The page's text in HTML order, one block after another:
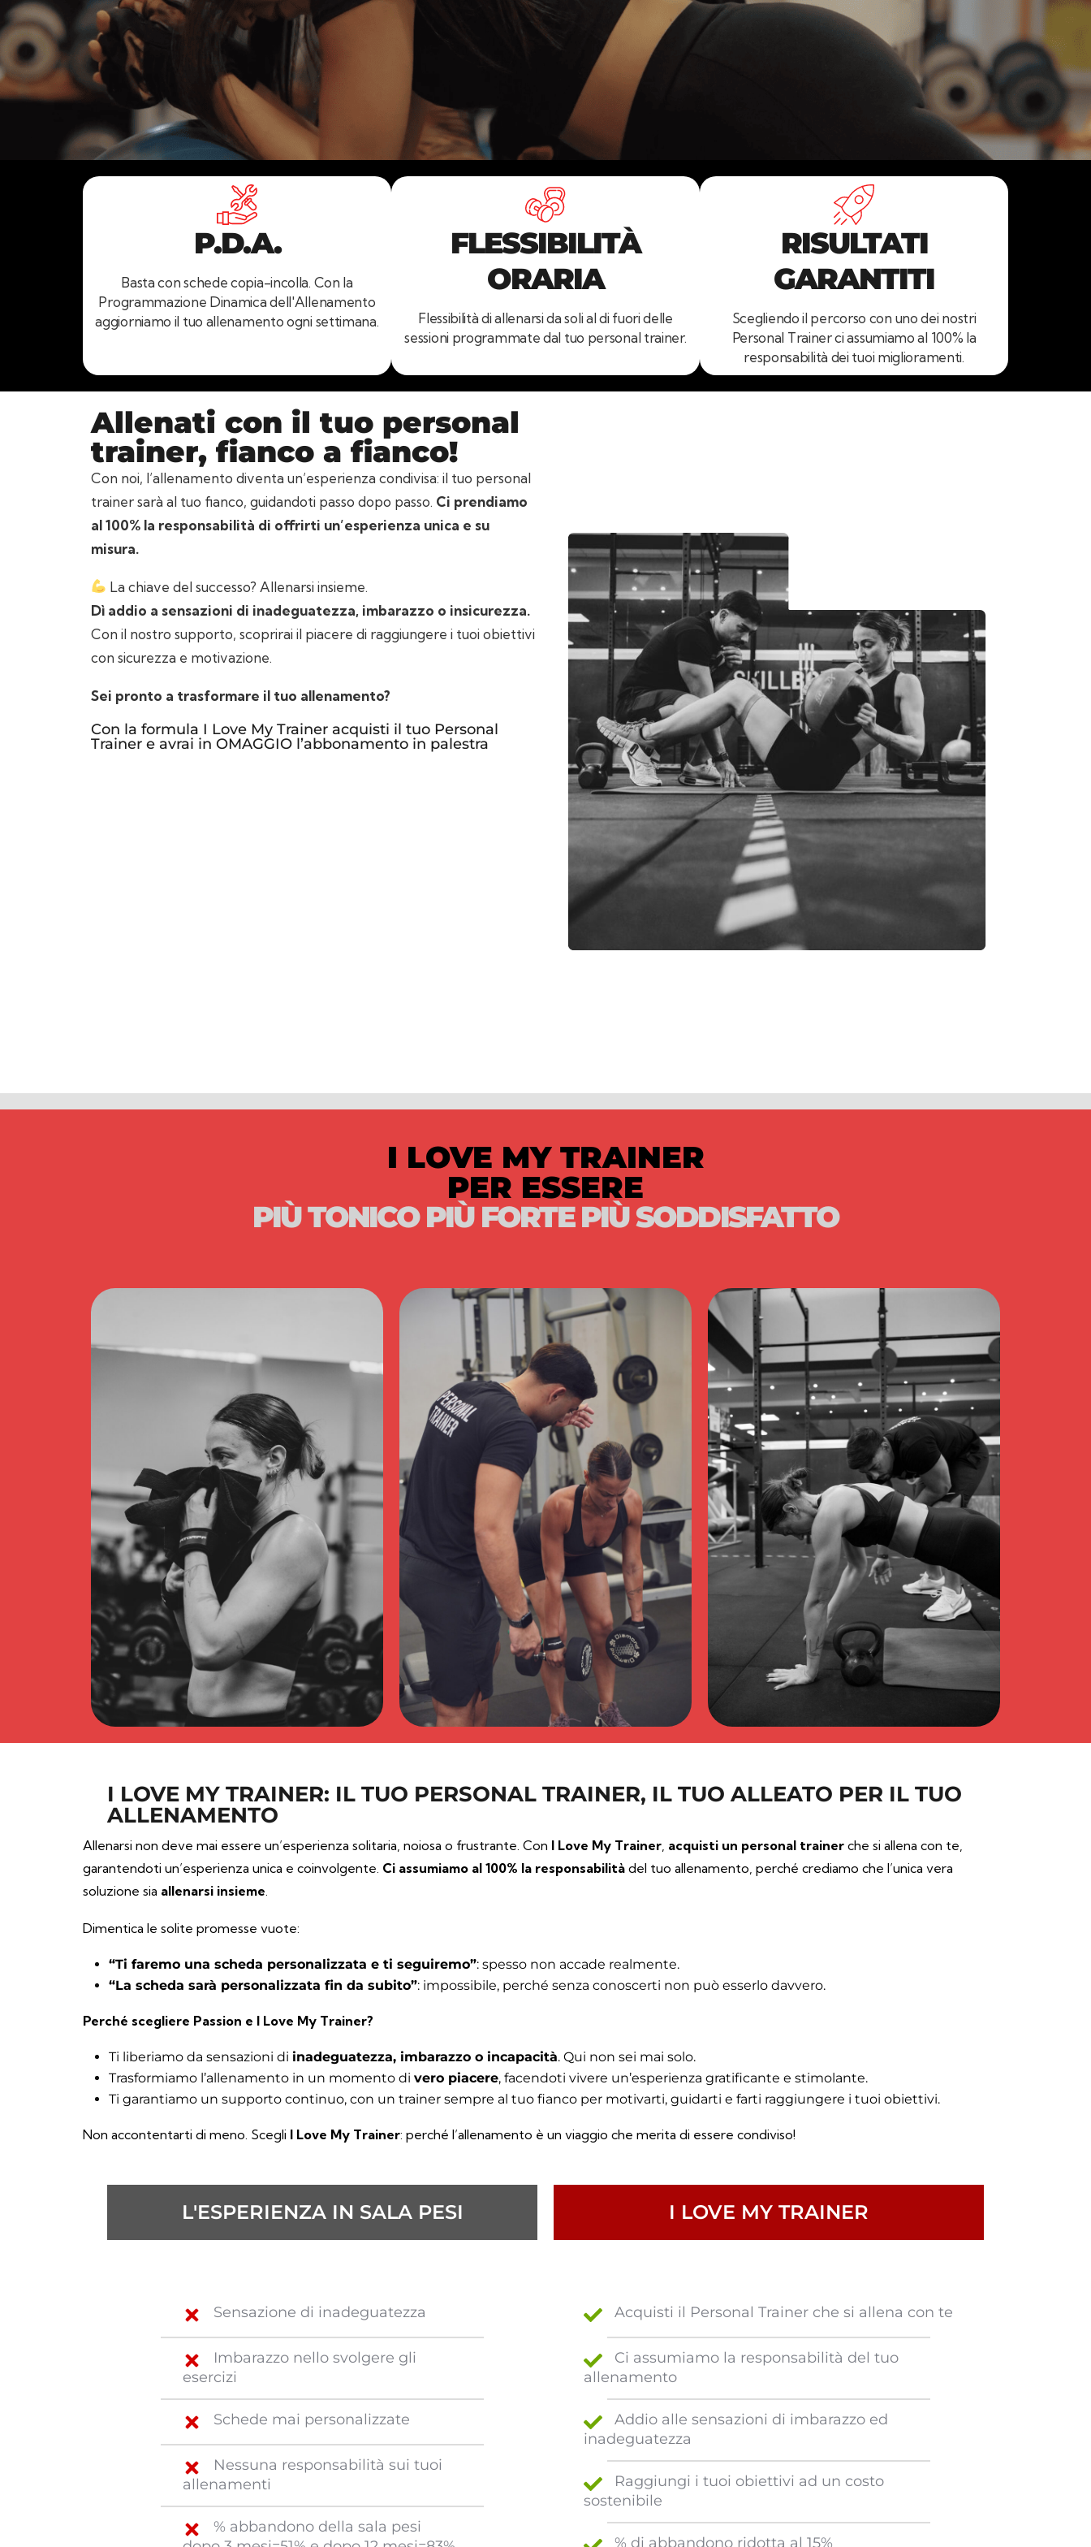
P.D.A.
Basta con schede copia-incolla. Con la
Programmazione Dinamica dell'Allenamento
aggiorniamo il tuo allenamento ogni settimana.
FLESSIBILITÀ
ORARIA
Flessibilità di allenarsi da soli al di fuori delle
sessioni programmate dal tuo personal trainer.
RISULTATI
GARANTITI
Scegliendo il percorso con uno dei nostri
Personal Trainer ci assumiamo al 100% la
responsabilità dei tuoi miglioramenti.
Allenati con il tuo personal
trainer, fianco a fianco!
Con noi, l’allenamento diventa un’esperienza condivisa: il tuo personal
trainer sarà al tuo fianco, guidandoti passo dopo passo. Ci prendiamo
al 100% la responsabilità di offrirti un’esperienza unica e su
misura.
La chiave del successo? Allenarsi insieme.
Dì addio a sensazioni di inadeguatezza, imbarazzo o insicurezza.
Con il nostro supporto, scoprirai il piacere di raggiungere i tuoi obiettivi
con sicurezza e motivazione.
Sei pronto a trasformare il tuo allenamento?
Con la formula I Love My Trainer acquisti il tuo Personal
Trainer e avrai in OMAGGIO l’abbonamento in palestra
I LOVE MY TRAINER
PER ESSERE
PIÙ TONICO PIÙ FORTE PIÙ SODDISFATTO
I LOVE MY TRAINER: IL TUO PERSONAL TRAINER, IL TUO ALLEATO PER IL TUO
ALLENAMENTO
Allenarsi non deve mai essere un’esperienza solitaria, noiosa o frustrante. Con I Love My Trainer, acquisti un personal trainer che si allena con te,
garantendoti un’esperienza unica e coinvolgente. Ci assumiamo al 100% la responsabilità del tuo allenamento, perché crediamo che l’unica vera
soluzione sia allenarsi insieme.
Dimentica le solite promesse vuote:
“Ti faremo una scheda personalizzata e ti seguiremo”: spesso non accade realmente.
“La scheda sarà personalizzata fin da subito”: impossibile, perché senza conoscerti non può esserlo davvero.
Perché scegliere Passion e I Love My Trainer?
Ti liberiamo da sensazioni di inadeguatezza, imbarazzo o incapacità. Qui non sei mai solo.
Trasformiamo l’allenamento in un momento di vero piacere, facendoti vivere un’esperienza gratificante e stimolante.
Ti garantiamo un supporto continuo, con un trainer sempre al tuo fianco per motivarti, guidarti e farti raggiungere i tuoi obiettivi.
Non accontentarti di meno. Scegli I Love My Trainer: perché l’allenamento è un viaggio che merita di essere condiviso!
L'ESPERIENZA IN SALA PESI
Sensazione di inadeguatezza
Imbarazzo nello svolgere gli
esercizi
Schede mai personalizzate
Nessuna responsabilità sui tuoi
allenamenti
% abbandono della sala pesi
I LOVE MY TRAINER
Acquisti il Personal Trainer che si allena con te
Ci assumiamo la responsabilità del tuo
allenamento
Addio alle sensazioni di imbarazzo ed
inadeguatezza
Raggiungi i tuoi obiettivi ad un costo
sostenibile
% di abbandono ridotta al 15%